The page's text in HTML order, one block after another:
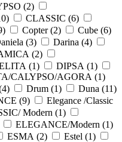
(2)
) CLASSIC (6)
) Copter (2) Cube (6)
(3) Darina (4)
(2)
(1) DIPSA (1)
CALYPSO/AGORA (1)
4) Drum (1) Duna (11)
(9)
Elegance /Classic
Modern (1)
ELEGANCE/Modern (1)
ESMA (2) Estel (1)